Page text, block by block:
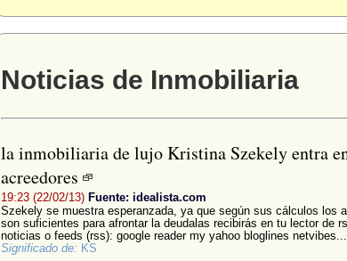
Noticias de Inmobiliaria
la inmobiliaria de lujo Kristina Szekely entra
acreedores
19:23 (22/02/13) Fuente: idealista.com
Szekely se muestra esperanzada, ya que según sus cálculos los
son suficientes para afrontar la deudalas recibirás en tu lector de
noticias o feeds (rss): google reader my yahoo bloglines netvibes...
Significado de: KS